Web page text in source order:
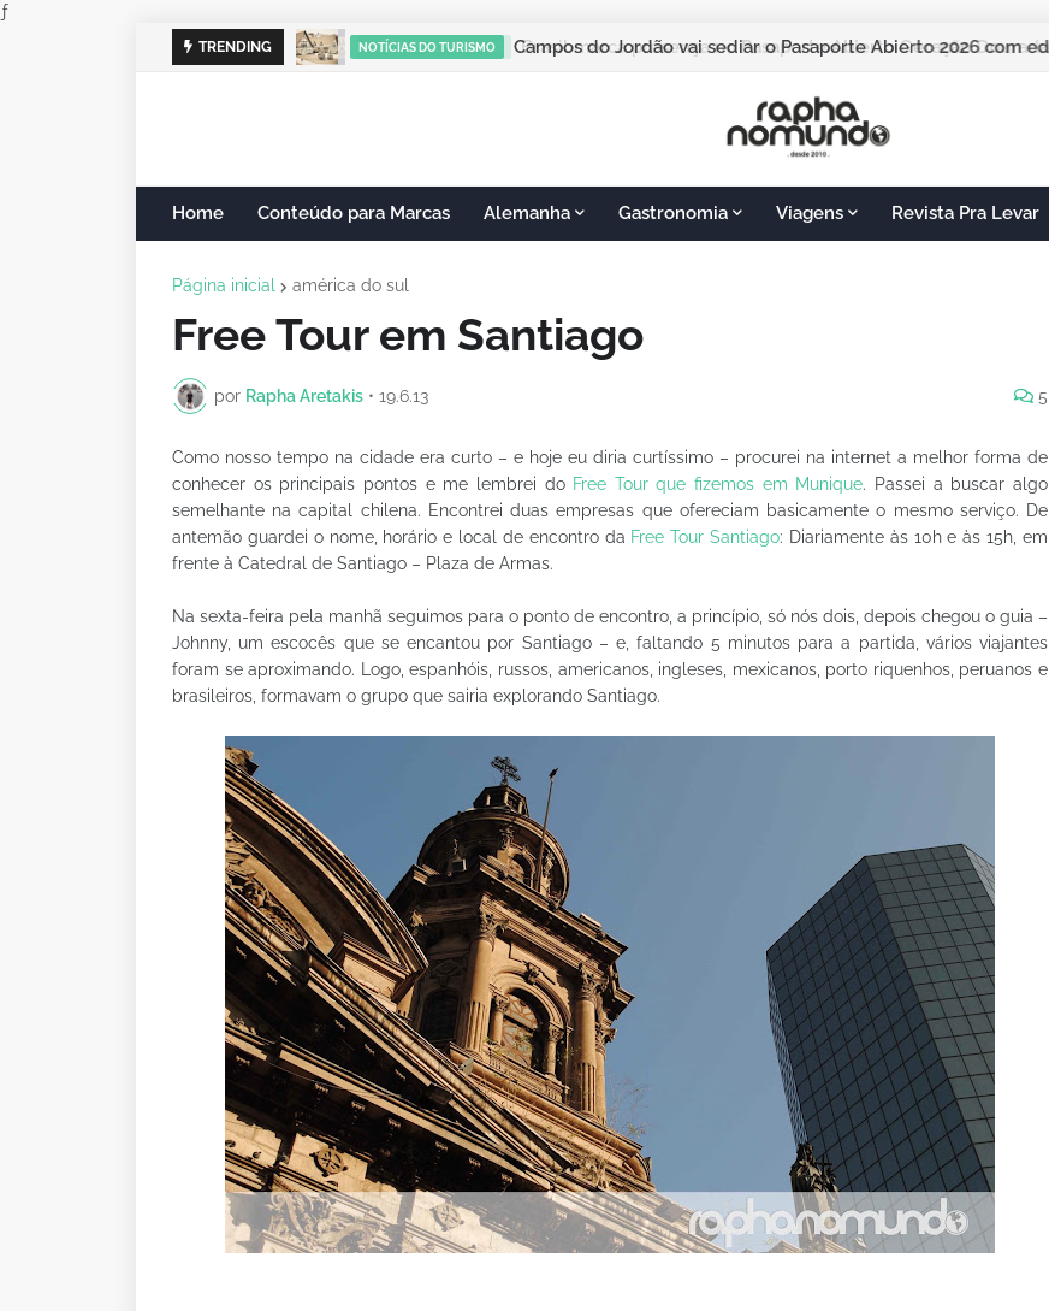
ƒ
TRENDING NOTÍCIAS DO TURISMO Campos do Jordão vai sediar o Pasaporte Abierto 2026 com
Home Conteúdo para Marcas Alemanha Gastronomia Viagens Revista Pra Levar
Página inicial américa do sul
Free Tour em Santiago
por Rapha Aretakis • 19.6.13 5
Como nosso tempo na cidade era curto – e hoje eu diria curtíssimo – procurei na internet a melhor forma de
conhecer os principais pontos e me lembrei do Free Tour que fizemos em Munique. Passei a buscar algo
semelhante na capital chilena. Encontrei duas empresas que ofereciam basicamente o mesmo serviço. De
antemão guardei o nome, horário e local de encontro da Free Tour Santiago: Diariamente às 10h e às 15h, em
frente à Catedral de Santiago – Plaza de Armas.
Na sexta-feira pela manhã seguimos para o ponto de encontro, a princípio, só nós dois, depois chegou o guia –
Johnny, um escocês que se encantou por Santiago – e, faltando 5 minutos para a partida, vários viajantes
foram se aproximando. Logo, espanhóis, russos, americanos, ingleses, mexicanos, porto riquenhos, peruanos e
brasileiros, formavam o grupo que sairia explorando Santiago.